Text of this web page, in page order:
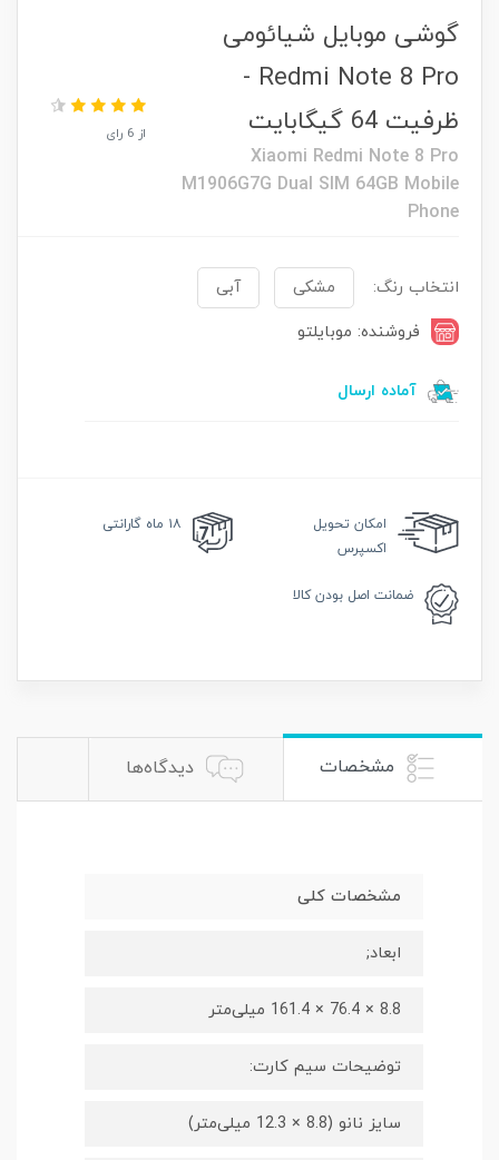
گوشی موبایل شیائومی
Redmi Note 8 Pro -
ظرفیت 64 گیگابایت
Xiaomi Redmi Note 8 Pro
M1906G7G Dual SIM 64GB Mobile
Phone
از 6 رای
انتخاب رنگ: مشکی
آبی
فروشنده: موبایلتو
آماده ارسال
امکان تحویل
اکسپرس
۱۸ ماه گارانتی
ضمانت اصل بودن کالا
مشخصات دیدگاه‌ها
مشخصات کلی
ابعاد;
8.8 × 76.4 × 161.4 میلی‌متر
توضیحات سیم کارت:
سایز نانو (8.8 × 12.3 میلی‌متر)